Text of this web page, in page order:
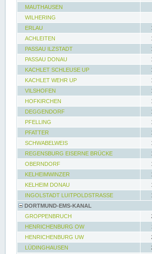
MAUTHAUSEN
WILHERING
ERLAU
ACHLEITEN
PASSAU ILZSTADT
PASSAU DONAU
KACHLET SCHLEUSE UP
KACHLET WEHR UP
VILSHOFEN
HOFKIRCHEN
DEGGENDORF
PFELLING
PFATTER
SCHWABELWEIS
REGENSBURG EISERNE BRÜCKE
OBERNDORF
KELHEIMWINZER
KELHEIM DONAU
INGOLSTADT LUITPOLDSTRASSE
DORTMUND-EMS-KANAL
GROPPENBRUCH
HENRICHENBURG OW
HENRICHENBURG UW
LÜDINGHAUSEN